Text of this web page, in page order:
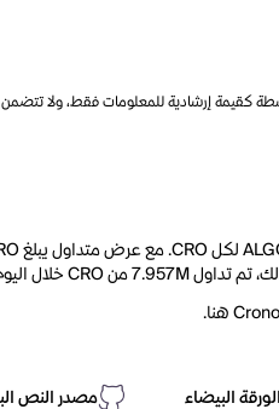
كقيمة إرشادية للمعلومات فقط، ولا تتضمن
الورقة البيضاء مصدر النص